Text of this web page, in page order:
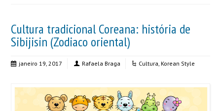
Cultura tradicional Coreana: história de
Sibijisin (Zodiaco oriental)
janeiro 19, 2017 Rafaela Braga Cultura, Korean Style